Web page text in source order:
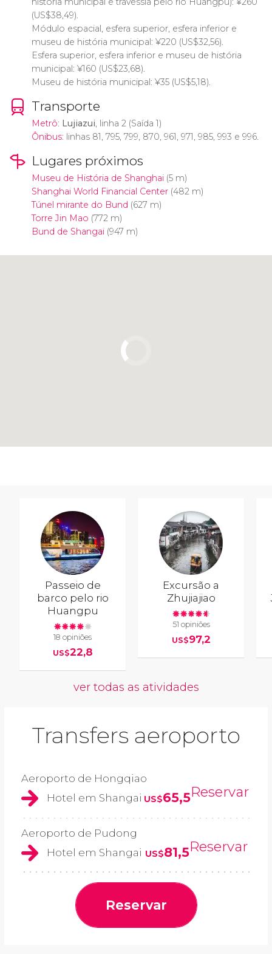
(US$38,49).
Módulo espacial, esfera superior, esfera inferior e
museu de história municipal: ¥220 (US$32,56).
Esfera superior, esfera inferior e museu de história
municipal: ¥160 (US$23,68).
Museu de história municipal: ¥35 (US$5,18).
Transporte
Metrô: Lujiazui, linha 2 (Saída 1)
Ônibus: linhas 81, 795, 799, 870, 961, 971, 985, 993 e 996.
Lugares próximos
Museu de História de Shanghai(5 m)
Shanghai World Financial Center(482 m)
Túnel mirante do Bund (627 m)
Torre Jin Mao (772 m)
Bund de Shangai(947 m)
Passeio de
barco pelo rio
Huangpu
18 opiniões
US$22,8
Excursão a
Zhujiajiao
51 opiniões
US$97,2
ver todas as atividades
Transfers aeroporto
Aeroporto de Hongqiao
Hotel em Shangai US$65,5Reservar
Aeroporto de Pudong
Hotel em Shangai US$81,5Reservar
Reservar